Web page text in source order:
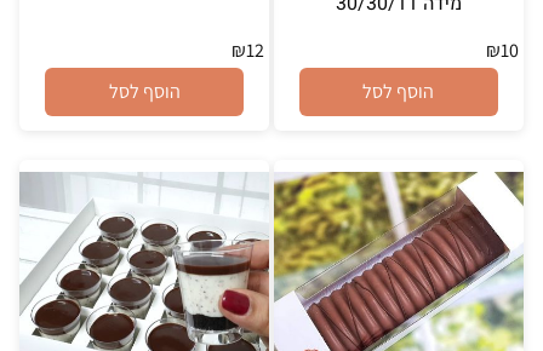
₪10
הוסף לסל
₪12
הוסף לסל